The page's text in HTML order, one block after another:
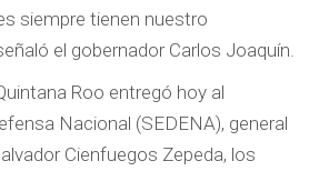
siempre tienen nuestro
el gobernador Carlos Joaquín.
Roo entregó hoy al
Nacional (SEDENA), general
Cienfuegos Zepeda, los